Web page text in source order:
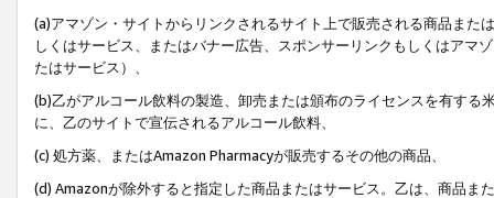
(a)アマゾン・サイトからリンクされるサイト上で販売される商品ま
しくはサービス、またはバナー広告、スポンサーリンクもしくはアマ
たはサービス）、
(b)乙がアルコール飲料の製造、卸売または頒布のライセンスを有す
に、乙のサイトで宣伝されるアルコール飲料、
(c) 処方薬、またはAmazon Pharmacyが販売するその他の商品、
(d) Amazonが除外すると指定した商品またはサービス。乙は、商品ま